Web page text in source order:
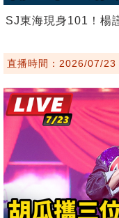
SJ東海現身101！楊
直播時間：2026/07/